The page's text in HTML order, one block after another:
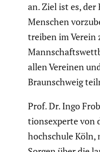
an. Ziel ist es,
Menschen
treiben im Verein
allen Vereinen
Braun­schweig
Prof. Dr. Ingo
ti­ons­experte von
hoch­schule Köln,